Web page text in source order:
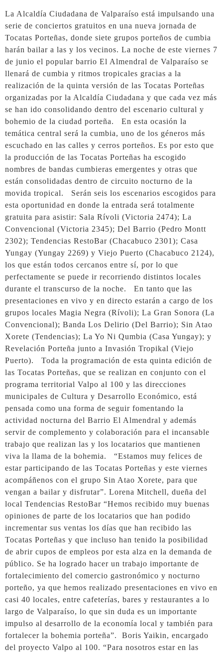
La Alcaldía Ciudadana de Valparaíso está impulsando una
serie de conciertos gratuitos en una nueva jornada de
Tocatas Porteñas, donde siete grupos porteños de cumbia
harán bailar a las y los vecinos. La noche de este viernes 7
de junio el popular barrio El Almendral de Valparaíso se
llenará de cumbia y ritmos tropicales gracias a la
realización de la quinta versión de las Tocatas Porteñas
organizadas por la Alcaldía Ciudadana y que cada vez más
se han ido consolidando dentro del escenario cultural y
bohemio de la ciudad porteña. En esta ocasión la
temática central será la cumbia, uno de los géneros más
escuchado en las calles y cerros porteños. Es por esto que
la producción de las Tocatas Porteñas ha escogido
nombres de bandas cumbieras emergentes y otras que
están consolidadas dentro de circuito nocturno de la
movida tropical. Serán seis los escenarios escogidos para
esta oportunidad en donde la entrada será totalmente
gratuita para asistir: Sala Rívoli (Victoria 2474); La
Convencional (Victoria 2345); Del Barrio (Pedro Montt
2302); Tendencias RestoBar (Chacabuco 2301); Casa
Yungay (Yungay 2269) y Viejo Puerto (Chacabuco 2124),
los que están todos cercanos entre sí, por lo que
perfectamente se puede ir recorriendo distintos locales
durante el transcurso de la noche. En tanto que las
presentaciones en vivo y en directo estarán a cargo de los
grupos locales Magia Negra (Rívoli); La Gran Sonora (La
Convencional); Banda Los Delirio (Del Barrio); Sin Atao
Xorete (Tendencias); La Yo Ni Qumbia (Casa Yungay); y
Revelación Porteña junto a Invasión Tropikal (Viejo
Puerto). Toda la programación de esta quinta edición de
las Tocatas Porteñas, que se realizan en conjunto con el
programa territorial Valpo al 100 y las direcciones
municipales de Cultura y Desarrollo Económico, está
pensada como una forma de seguir fomentando la
actividad nocturna del Barrio El Almendral y además
servir de complemento y colaboración para el incansable
trabajo que realizan las y los locatarios que mantienen
viva la llama de la bohemia. “Estamos muy felices de
estar participando de las Tocatas Porteñas y este viernes
acompáñenos con el grupo Sin Atao Xorete, para que
vengan a bailar y disfrutar”. Lorena Mitchell, dueña del
local Tendencias RestoBar “Hemos recibido muy buenas
opiniones de parte de los locatarios que han podido
incrementar sus ventas los días que han recibido las
Tocatas Porteñas y que incluso han tenido la posibilidad
de abrir cupos de empleos por esta alza en la demanda de
público. Se ha logrado hacer un trabajo importante de
fortalecimiento del comercio gastronómico y nocturno
porteño, ya que hemos realizado presentaciones en vivo en
casi 40 locales, entre cafeterías, bares y restaurantes a lo
largo de Valparaíso, lo que sin duda es un importante
impulso al desarrollo de la economía local y también para
fortalecer la bohemia porteña”. Boris Yaikin, encargado
del proyecto Valpo al 100. “Para nosotros estar en las